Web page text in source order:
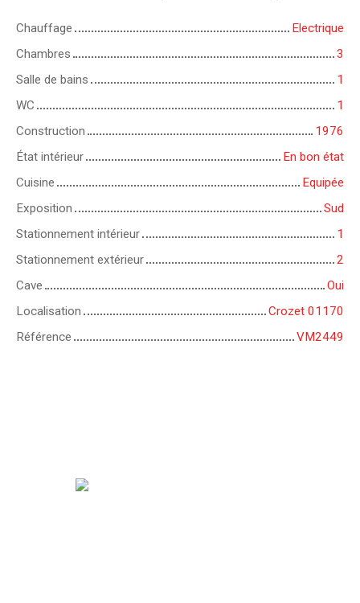
Chauffage
Electrique
Chambres
3
Salle de bains
1
WC
1
Construction
1976
État intérieur
En bon état
Cuisine
Equipée
Exposition
Sud
Stationnement intérieur
1
Stationnement extérieur
2
Cave
Oui
Localisation
Crozet 01170
Référence
VM2449